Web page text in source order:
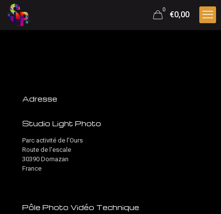
0
€0,00
Adresse
Studio Light Photo
Parc activité de l'Ours
Route de l'escale
30390 Domazan
France
Pôle Photo Vidéo Technique